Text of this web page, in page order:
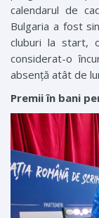
calendarul de
Bulgaria a fost
cluburi la start,
considerat-o
absență atât de
Premii în bani